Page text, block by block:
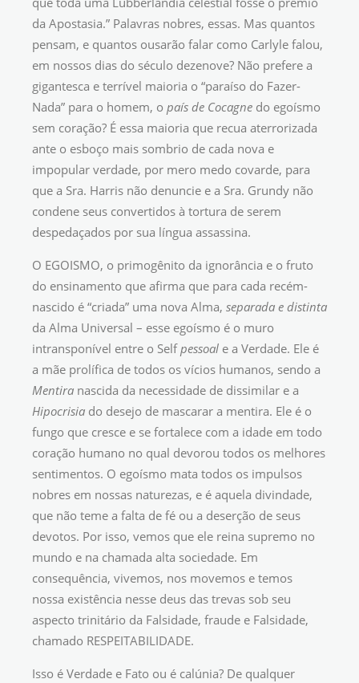
da Apostasia.” Palavras nobres, essas. Mas quantos
pensam, e quantos ousarão falar como Carlyle falou,
em nossos dias do século dezenove? Não prefere a
gigantesca e terrível maioria o “paraíso do Fazer-
Nada” para o homem, o país de Cocagne do egoísmo
sem coração? É essa maioria que recua aterrorizada
ante o esboço mais sombrio de cada nova e
impopular verdade, por mero medo covarde, para
que a Sra. Harris não denuncie e a Sra. Grundy não
condene seus convertidos à tortura de serem
despedaçados por sua língua assassina.
O EGOISMO, o primogênito da ignorância e o fruto
do ensinamento que afirma que para cada recém-
nascido é “criada” uma nova Alma, separada e distinta
da Alma Universal – esse egoísmo é o muro
intransponível entre o Selfpessoal e a Verdade. Ele é
a mãe prolífica de todos os vícios humanos, sendo a
Mentira nascida da necessidade de dissimilar e a
Hipocrisia do desejo de mascarar a mentira. Ele é o
fungo que cresce e se fortalece com a idade em todo
coração humano no qual devorou todos os melhores
sentimentos. O egoísmo mata todos os impulsos
nobres em nossas naturezas, e é aquela divindade,
que não teme a falta de fé ou a deserção de seus
devotos. Por isso, vemos que ele reina supremo no
mundo e na chamada alta sociedade. Em
consequência, vivemos, nos movemos e temos
nossa existência nesse deus das trevas sob seu
aspecto trinitário da Falsidade, fraude e Falsidade,
chamado RESPEITABILIDADE.
Isso é Verdade e Fato ou é calúnia? De qualquer